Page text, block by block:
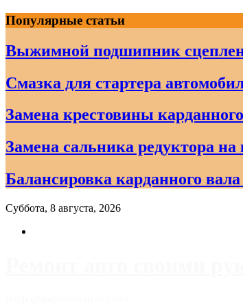
Skip
to
content
Популярные статьи
Выжимной подшипник
Смазка для стартера
Замена крестовины
Замена сальника редуктора
Балансировка карданного
Суббота, 8 августа, 2026